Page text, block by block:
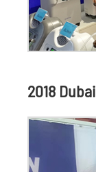
2018 Dubai